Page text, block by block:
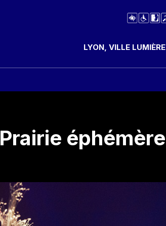
LYON, VILLE LUMIÈRE
Prairie éphémère